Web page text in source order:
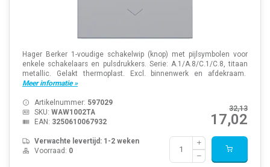
Hager Berker 1-voudige schakelwip (knop) met pijlsymbolen voor
enkele schakelaars en pulsdrukkers. Serie: A.1/A.8/C.1/C.8, titaan
metallic. Gelakt thermoplast. Excl. binnenwerk en afdekraam.
Meer informatie »
32,13
17,02
Artikelnummer: 597029
SKU: WAW1002TA
EAN: 3250610067932
Verwachte levertijd: 1-2 weken
Voorraad: 0